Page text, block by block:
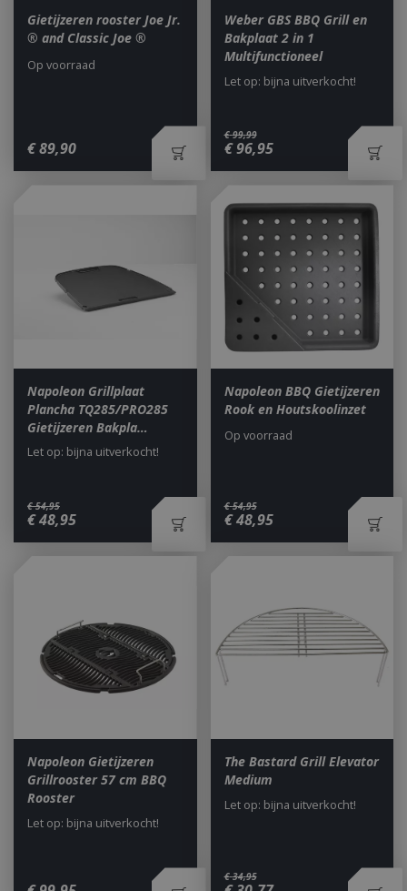
Gietijzeren rooster Joe Jr.
® and Classic Joe ®
€89,90
Op voorraad
Weber GBS BBQ Grill en
Bakplaat 2 in 1
Multifunctioneel
€ 99,99
€ 96,95
Let op: bijna uitverkocht!
Napoleon Grillplaat
Plancha TQ285/PRO285
Gietijzeren Bakpla…
€ 54,95
€48,95
Let op: bijna uitverkocht!
Napoleon BBQ Gietijzeren
Rook en Houtskoolinzet
€ 54,95
€ 48,95
Op voorraad
Napoleon Gietijzeren
Grillrooster 57 cm BBQ
Rooster
Let op: bijna uitverkocht!
The Bastard Grill Elevator
Medium
€ 34,95
Let op: bijna uitverkocht!